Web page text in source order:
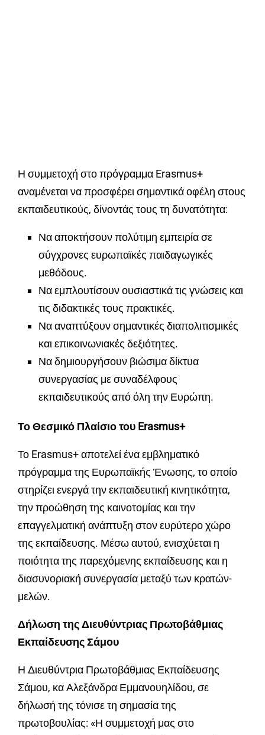
Η συμμετοχή στο πρόγραμμα Erasmus+
αναμένεται να προσφέρει σημαντικά οφέλη στους
εκπαιδευτικούς, δίνοντάς τους τη δυνατότητα:
Να αποκτήσουν πολύτιμη εμπειρία σε
σύγχρονες ευρωπαϊκές παιδαγωγικές
μεθόδους.
Να εμπλουτίσουν ουσιαστικά τις γνώσεις και
τις διδακτικές τους πρακτικές.
Να αναπτύξουν σημαντικές διαπολιτισμικές
και επικοινωνιακές δεξιότητες.
Να δημιουργήσουν βιώσιμα δίκτυα
συνεργασίας με συναδέλφους
εκπαιδευτικούς από όλη την Ευρώπη.
Το Θεσμικό Πλαίσιο του Erasmus+
Το Erasmus+ αποτελεί ένα εμβληματικό
πρόγραμμα της Ευρωπαϊκής Ένωσης, το οποίο
στηρίζει ενεργά την εκπαιδευτική κινητικότητα,
την προώθηση της καινοτομίας και την
επαγγελματική ανάπτυξη στον ευρύτερο χώρο
της εκπαίδευσης. Μέσω αυτού, ενισχύεται η
ποιότητα της παρεχόμενης εκπαίδευσης και η
διασυνοριακή συνεργασία μεταξύ των κρατών-
μελών.
Δήλωση της Διευθύντριας Πρωτοβάθμιας
Εκπαίδευσης Σάμου
Η Διευθύντρια Πρωτοβάθμιας Εκπαίδευσης
Σάμου, κα Αλεξάνδρα Εμμανουηλίδου, σε
δήλωσή της τόνισε τη σημασία της
πρωτοβουλίας: «Η συμμετοχή μας στο